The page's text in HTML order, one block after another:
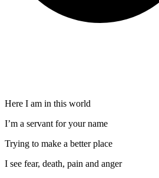
Here I am in this world
I’m a servant for your name
Trying to make a better place
I see fear, death, pain and anger